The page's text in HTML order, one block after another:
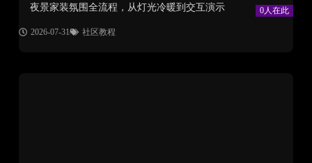
夜景家装氛围全流程，从灯光冷暖到交互演示 0人在此
2026-07-31 社区教程